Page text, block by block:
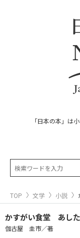
「日本の本」は
TOP 文学 小説
かすがい食堂 あし
伽古屋 圭市／著